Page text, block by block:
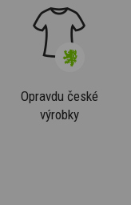
Opravdu české
výrobky